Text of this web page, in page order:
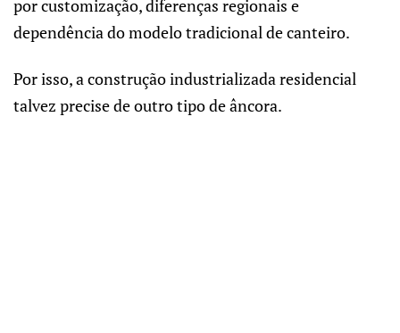
por customização, diferenças regionais e
dependência do modelo tradicional de canteiro.
Por isso, a construção industrializada residencial
talvez precise de outro tipo de âncora.